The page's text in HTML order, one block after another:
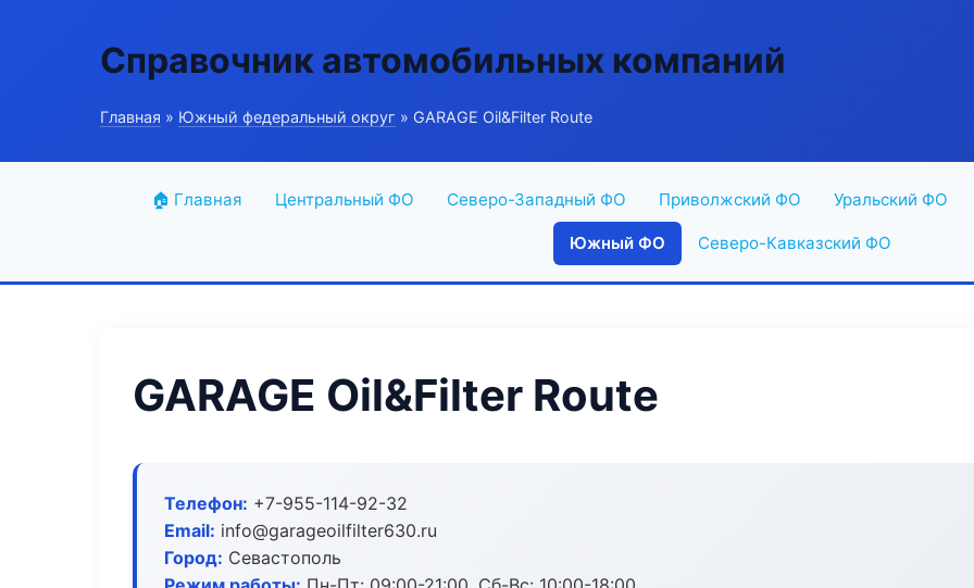
Справочник автомобильных компаний
Главная » Южный федеральный округ » GARAGE Oil&Filter Route
🏠 Главная Центральный ФО Северо-Западный ФО Приволжский ФО Уральский ФО
Южный ФО Северо-Кавказский ФО
GARAGE Oil&Filter Route
Телефон: +7-955-114-92-32
Email: info@garageoilfilter630.ru
Город: Севастополь